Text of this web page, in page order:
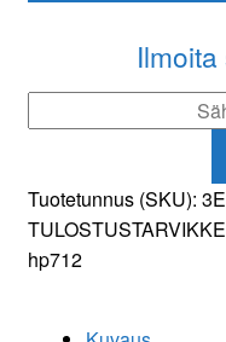
tulostuskasetti
Tuotetunnus (SKU):
hp712